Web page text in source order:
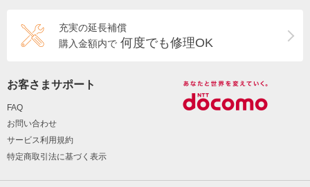
充実の延長補償
購入金額内で 何度でも修理OK
お客さまサポート
FAQ
お問い合わせ
サービス利用規約
特定商取引法に基づく表示